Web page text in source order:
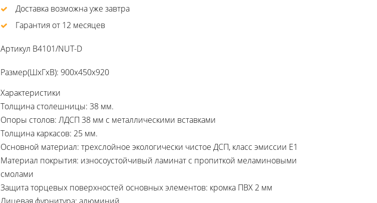
Доставка возможна уже завтра
Гарантия от 12 месяцев
Артикул В4101/NUT-D
Размер(ШхГхВ): 900х450х920
Характеристики
Толщина столешницы: 38 мм.
Опоры столов: ЛДСП 38 мм с металлическими вставками
Толщина каркасов: 25 мм.
Основной материал: трехслойное экологически чистое ДСП, класс эмиссии Е1
Материал покрытия: износоустойчивый ламинат с пропиткой меламиновыми
смолами
Защита торцевых поверхностей основных элементов: кромка ПВХ 2 мм